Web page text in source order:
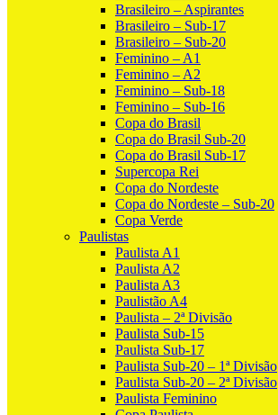
Brasileiro – Aspirantes
Brasileiro – Sub-17
Brasileiro – Sub-20
Feminino – A1
Feminino – A2
Feminino – Sub-18
Feminino – Sub-16
Copa do Brasil
Copa do Brasil Sub-20
Copa do Brasil Sub-17
Supercopa Rei
Copa do Nordeste
Copa do Nordeste – Sub-20
Copa Verde
Paulistas
Paulista A1
Paulista A2
Paulista A3
Paulistão A4
Paulista – 2ª Divisão
Paulista Sub-15
Paulista Sub-17
Paulista Sub-20 – 1ª Divisão
Paulista Sub-20 – 2ª Divisão
Paulista Feminino